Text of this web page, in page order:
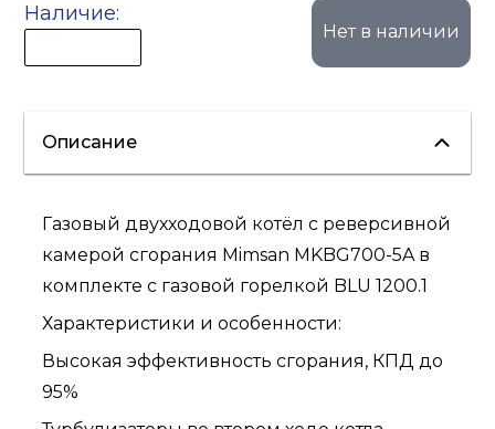
Наличие:
Нет в наличии
Описание
Газовый двухходовой котёл с реверсивной
камерой сгорания Mimsan MKBG700-5A в
комплекте с газовой горелкой BLU 1200.1
Характеристики и особенности:
Высокая эффективность сгорания, КПД до
95%